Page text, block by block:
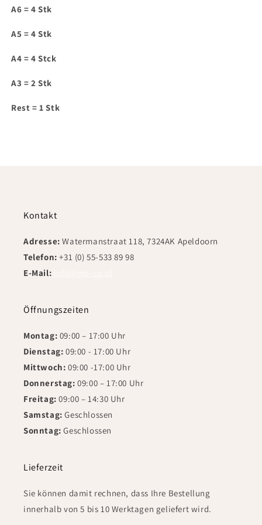
für
A6 = 4 Stk
A5 = 4 Stk
A4 = 4 Stck
A3 = 2 Stk
Rest = 1 Stk
Kontakt
Adresse: Watermanstraat 118, 7324AK Apeldoorn
Telefon: +31 (0) 55-533 89 98
E-Mail:
Öffnungszeiten
Montag: 09:00 – 17:00 Uhr
Dienstag: 09:00 - 17:00 Uhr
Mittwoch: 09:00 -17:00 Uhr
Donnerstag: 09:00 – 17:00 Uhr
Freitag: 09:00 – 14:30 Uhr
Samstag: Geschlossen
Sonntag: Geschlossen
Lieferzeit
Sie können damit rechnen, dass Ihre Bestellung
innerhalb von 5 bis 10 Werktagen geliefert wird.